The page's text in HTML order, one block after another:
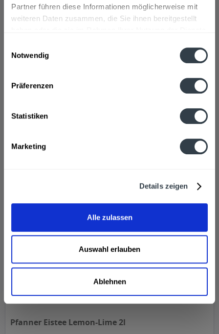
Partner führen diese Informationen möglicherweise mit
weiteren Daten zusammen, die Sie ihnen bereitgestellt
Notwendig
Präferenzen
Statistiken
Marketing
Details zeigen
Alle zulassen
Auswahl erlauben
Ablehnen
In den Warenkorb
Pfanner Eistee Lemon-Lime 2l